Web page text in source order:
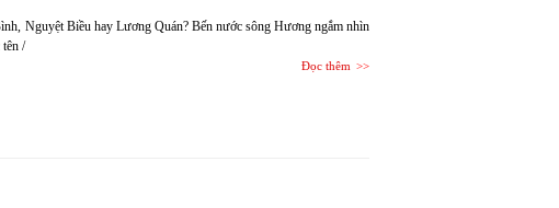
Nguyệt Biều hay Lương Quán? Bến nước sông Hương ngắm nhìn
tên /
Đọc thêm